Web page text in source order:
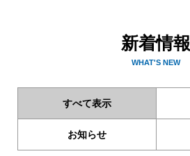
新着情報
WHAT'S NEW
すべて表示
お知らせ